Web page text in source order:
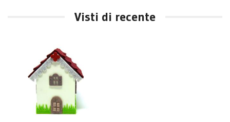
Visti di recente